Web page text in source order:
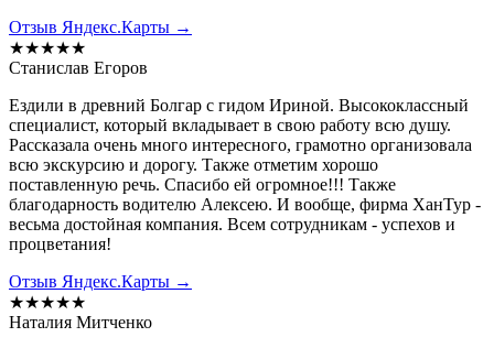
Отзыв Яндекс.Карты →
★★★★★
Станислав Егоров
Ездили в древний Болгар с гидом Ириной. Высококлассный
специалист, который вкладывает в свою работу всю душу.
Рассказала очень много интересного, грамотно организовала
всю экскурсию и дорогу. Также отметим хорошо
поставленную речь. Спасибо ей огромное!!! Также
благодарность водителю Алексею. И вообще, фирма ХанТур -
весьма достойная компания. Всем сотрудникам - успехов и
процветания!
Отзыв Яндекс.Карты →
★★★★★
Наталия Митченко